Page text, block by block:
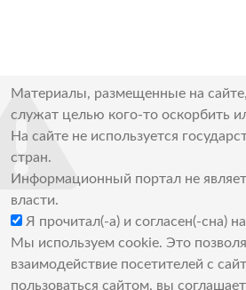
Материалы, размещенные на
служат целью кого-то оскорбить
На сайте не используется
стран.
Информационный портал не
власти.
Я прочитал(-а) и согласен(-сна) на
Мы используем cookie. Это
взаимодействие посетителей с
пользоваться сайтом, вы